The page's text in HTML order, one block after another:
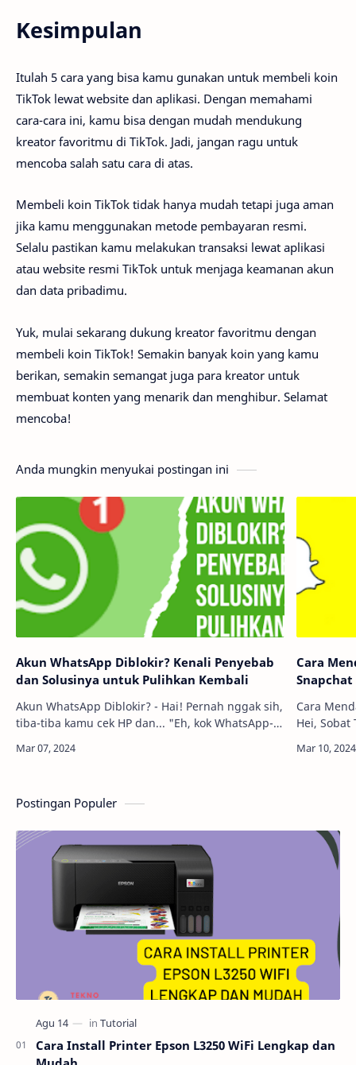
Kesimpulan
Itulah 5 cara yang bisa kamu gunakan untuk membeli koin
TikTok lewat website dan aplikasi. Dengan memahami
cara-cara ini, kamu bisa dengan mudah mendukung
kreator favoritmu di TikTok. Jadi, jangan ragu untuk
mencoba salah satu cara di atas.
Membeli koin TikTok tidak hanya mudah tetapi juga aman
jika kamu menggunakan metode pembayaran resmi.
Selalu pastikan kamu melakukan transaksi lewat aplikasi
atau website resmi TikTok untuk menjaga keamanan akun
dan data pribadimu.
Yuk, mulai sekarang dukung kreator favoritmu dengan
membeli koin TikTok! Semakin banyak koin yang kamu
berikan, semakin semangat juga para kreator untuk
membuat konten yang menarik dan menghibur. Selamat
mencoba!
Anda mungkin menyukai postingan ini
Akun WhatsApp Diblokir? Kenali Penyebab
dan Solusinya untuk Pulihkan Kembali
Akun WhatsApp Diblokir? - Hai! Pernah nggak sih,
tiba-tiba kamu cek HP dan... "Eh, kok WhatsApp-
artikel ini, kita akan bahas tuntas ken…
Cara
Cara
Hei, Sobat
Snapchat
Postingan Populer
Cara Install Printer Epson L3250 WiFi Lengkap dan